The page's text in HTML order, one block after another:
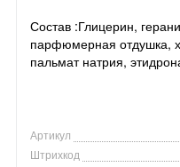
Состав :Глицерин,
парфюмерная отдушка,
пальмат натрия,
Артикул
Штрихкод